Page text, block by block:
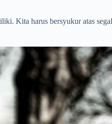
Kita harus bersyukur atas